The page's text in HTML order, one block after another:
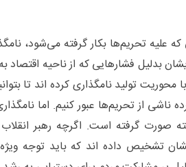
که علیه تحریم‌ها بکار گرفته می‌شود،
بدلیل فشار‌هایی که از ناحیه اقتصاد
تولید نامگذاری کرده اند تا
صورت گرفته است. اگرچه رهبر
تشخیص داده اند که باید توجه